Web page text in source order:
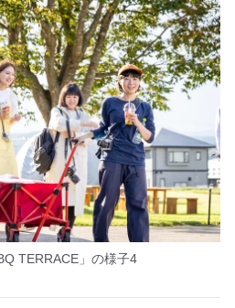
TERRACE」の様子4